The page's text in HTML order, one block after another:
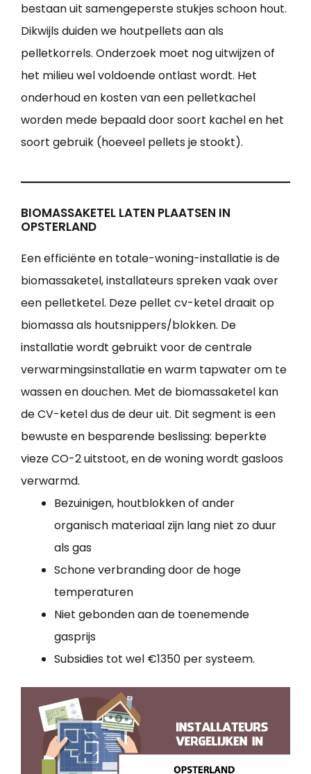
bestaan uit samengeperste stukjes schoon hout.
Dikwijls duiden we houtpellets aan als
pelletkorrels. Onderzoek moet nog uitwijzen of
het milieu wel voldoende ontlast wordt. Het
onderhoud en kosten van een pelletkachel
worden mede bepaald door soort kachel en het
soort gebruik (hoeveel pellets je stookt).
BIOMASSAKETEL LATEN PLAATSEN IN
OPSTERLAND
Een efficiënte en totale-woning-installatie is de
biomassaketel, installateurs spreken vaak over
een pelletketel. Deze pellet cv-ketel draait op
biomassa als houtsnippers/blokken. De
installatie wordt gebruikt voor de centrale
verwarmingsinstallatie en warm tapwater om te
wassen en douchen. Met de biomassaketel kan
de CV-ketel dus de deur uit. Dit segment is een
bewuste en besparende beslissing: beperkte
vieze CO-2 uitstoot, en de woning wordt gasloos
verwarmd.
Bezuinigen, houtblokken of ander
organisch materiaal zijn lang niet zo duur
als gas
Schone verbranding door de hoge
temperaturen
Niet gebonden aan de toenemende
gasprijs
Subsidies tot wel €1350 per systeem.